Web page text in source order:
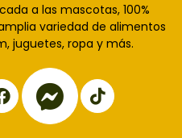
a las mascotas, 100%
variedad de alimentos
juguetes, ropa y más.